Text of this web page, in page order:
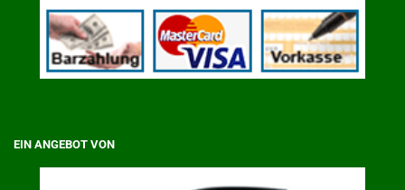
EIN ANGEBOT VON